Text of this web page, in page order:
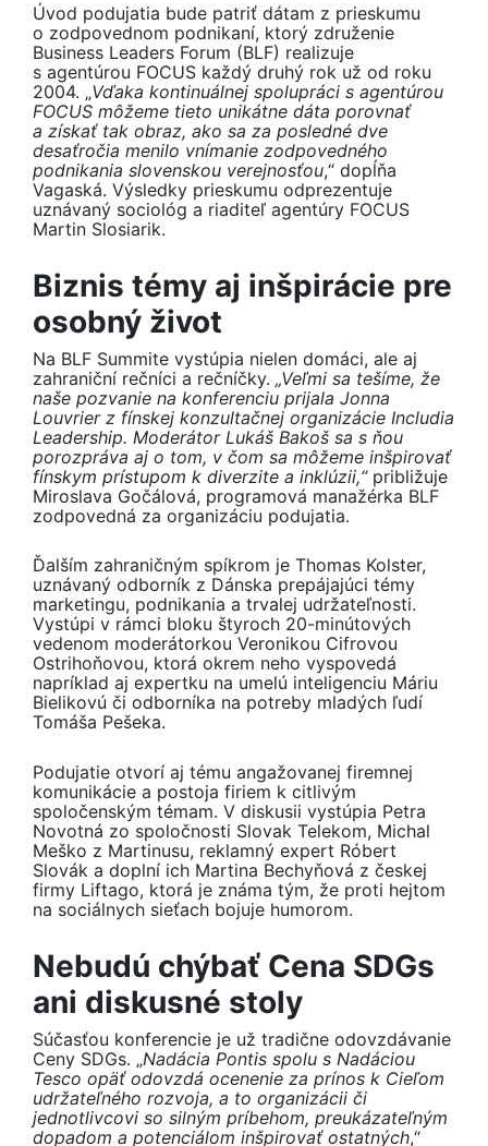
Úvod podujatia bude patriť dátam z prieskumu
o zodpovednom podnikaní, ktorý združenie
Business Leaders Forum (BLF) realizuje
s agentúrou FOCUS každý druhý rok už od roku
2004. „Vďaka kontinuálnej spolupráci s agentúrou
FOCUS môžeme tieto unikátne dáta porovnať
a získať tak obraz, ako sa za posledné dve
desaťročia menilo vnímanie zodpovedného
podnikania slovenskou verejnosťou,“ dopĺňa
Vagaská. Výsledky prieskumu odprezentuje
uznávaný sociológ a riaditeľ agentúry FOCUS
Martin Slosiarik.
Biznis témy aj inšpirácie pre
osobný život
Na BLF Summite vystúpia nielen domáci, ale aj
zahraniční rečníci a rečníčky. „Veľmi sa tešíme, že
naše pozvanie na konferenciu prijala Jonna
Louvrier z fínskej konzultačnej organizácie Includia
Leadership. Moderátor Lukáš Bakoš sa s ňou
porozpráva aj o tom, v čom sa môžeme inšpirovať
fínskym prístupom k diverzite a inklúzii,“približuje
Miroslava Gočálová, programová manažérka BLF
zodpovedná za organizáciu podujatia.
Ďalším zahraničným spíkrom je Thomas Kolster,
uznávaný odborník z Dánska prepájajúci témy
marketingu, podnikania a trvalej udržateľnosti.
Vystúpi v rámci bloku štyroch 20-minútových
vedenom moderátorkou Veronikou Cifrovou
Ostrihoňovou, ktorá okrem neho vyspovedá
napríklad aj expertku na umelú inteligenciu Máriu
Bielikovú či odborníka na potreby mladých ľudí
Tomáša Pešeka.
Podujatie otvorí aj tému angažovanej firemnej
komunikácie a postoja firiem k citlivým
spoločenským témam. V diskusii vystúpia Petra
Novotná zo spoločnosti Slovak Telekom, Michal
Meško z Martinusu, reklamný expert Róbert
Slovák a doplní ich Martina Bechyňová z českej
firmy Liftago, ktorá je známa tým, že proti hejtom
na sociálnych sieťach bojuje humorom.
Nebudú chýbať Cena SDGs
ani diskusné stoly
Súčasťou konferencie je už tradične odovzdávanie
Ceny SDGs. „Nadácia Pontis spolu s Nadáciou
Tesco opäť odovzdá ocenenie za prínos k Cieľom
udržateľného rozvoja, a to organizácii či
jednotlivcovi so silným príbehom, preukázateľným
dopadom a potenciálom inšpirovať ostatných,“